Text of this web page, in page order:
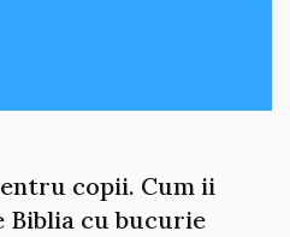
copii. Cum ii
Biblia cu bucurie